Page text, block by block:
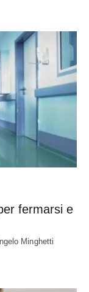
fermarsi e
Minghetti